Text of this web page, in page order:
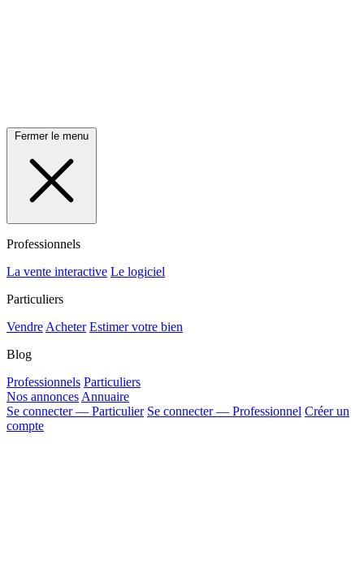
Fermer le menu
Professionnels
La vente interactive Le logiciel
Particuliers
Vendre Acheter Estimer votre bien
Blog
Professionnels Particuliers
Nos annonces Annuaire
Se connecter — Particulier Se connecter — Professionnel Créer un
compte